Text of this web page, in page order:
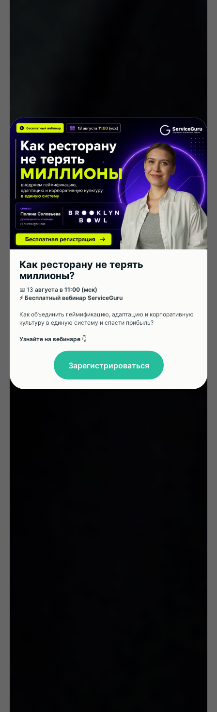
Как ресторану не терять
миллионы?
📅 13 августа в 11:00 (мск)
⚡ Бесплатный вебинар ServiceGuru
Как объединить геймификацию, адаптацию и корпоративную
культуру в единую систему и спасти прибыль?
Узнайте на вебинаре 👇
Зарегистрироваться